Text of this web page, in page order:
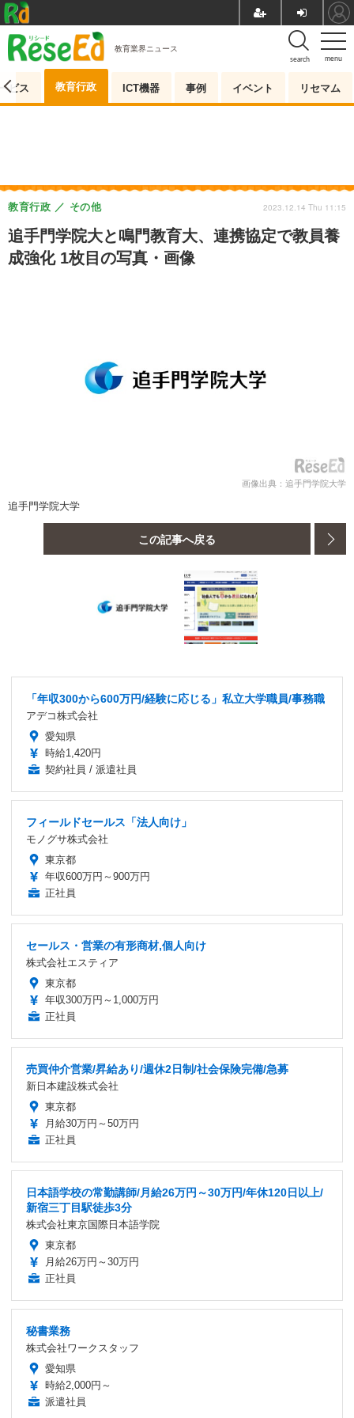
menu
search
教育業界ニュース
ビス 教育行政 ICT機器 事例 イベント リセマム
追手門学院大と鳴門教育大、連携協定で教員養
成強化 1枚目の写真・画像
教育行政 その他 2023.12.14 Thu 11:15
画像出典：追手門学院大学
追手門学院大学
この記事へ戻る
「年収300から600万円/経験に応じる」私立大学職員/事務職
アデコ株式会社
愛知県
時給1,420円
契約社員 / 派遣社員
フィールドセールス「法人向け」
モノグサ株式会社
東京都
年収600万円～900万円
正社員
セールス・営業の有形商材,個人向け
株式会社エスティア
東京都
年収300万円～1,000万円
正社員
売買仲介営業/昇給あり/週休2日制/社会保険完備/急募
新日本建設株式会社
東京都
月給30万円～50万円
正社員
日本語学校の常勤講師/月給26万円～30万円/年休120日以上/
新宿三丁目駅徒歩3分
株式会社東京国際日本語学院
東京都
月給26万円～30万円
正社員
秘書業務
株式会社ワークスタッフ
愛知県
時給2,000円～
派遣社員